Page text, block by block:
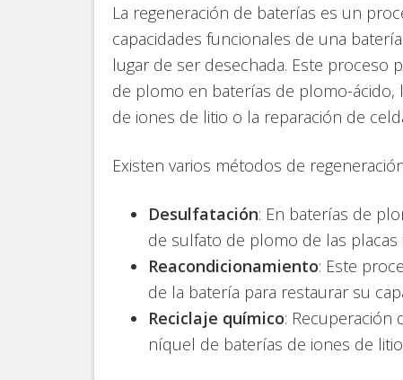
La regeneración de baterías es un
capacidades funcionales de una
lugar de ser desechada. Este proceso
de plomo en baterías de plomo-ácido,
de iones de litio o la reparación de
Existen varios métodos de
Desulfatación: En baterías de
de sulfato de plomo de las placas
Reacondicionamiento: Este
de la batería para restaurar su
Reciclaje químico: Recuperación
níquel de baterías de iones de